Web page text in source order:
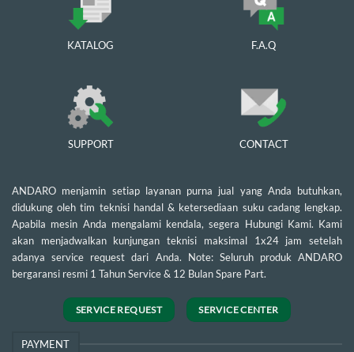
KATALOG F.A.Q
SUPPORT CONTACT
ANDARO menjamin setiap layanan purna jual yang Anda butuhkan,
didukung oleh tim teknisi handal & ketersediaan suku cadang lengkap.
Apabila mesin Anda mengalami kendala, segera Hubungi Kami. Kami
akan menjadwalkan kunjungan teknisi maksimal 1x24 jam setelah
adanya service request dari Anda. Note: Seluruh produk ANDARO
bergaransi resmi 1 Tahun Service & 12 Bulan Spare Part.
SERVICE REQUEST SERVICE CENTER
PAYMENT